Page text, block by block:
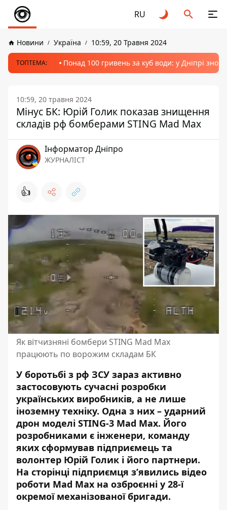
RU
Новини Україна 10:59, 20 Травня 2024
ТОПТЕМА: Понад 100 гривень за куб води: у Дніпрі
10:59, 20 травня 2024
Мінус БК: Юрій Голик показав знищення
складів рф бомберами STING Mad Maх
Інформатор Дніпро
ЖУРНАЛІСТ
👍
Як вітчизняні бомбери STING Mad Maх
працюють по ворожим складам БК
У боротьбі з рф ЗСУ зараз активно
застосовують сучасні розробки
українських виробників, а не лише
іноземну техніку. Одна з них – ударний
дрон моделі STING-3 Mad Maх. Його
розробниками є інженери, команду
яких сформував підприємець та
волонтер Юрій Голик і його партнери.
На сторінці підприємця з’явились відео
роботи Mad Maх на озброєнні у 28-ї
окремої механізованої бригади.